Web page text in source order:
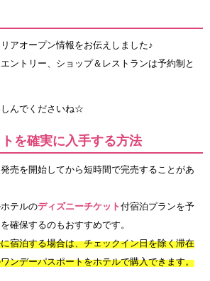
アオープン情報をお伝えしました♪
ントリー、ショップ＆レストランは予約制と
んでくださいね☆
を確実に入手する方法
売を開始してから短時間で完売することがあ
テルのディズニーチケット付宿泊プランを予
確保するのもおすすめです。
宿泊する場合は、チェックイン日を除く滞在
ンデーパスポートをホテルで購入できます。